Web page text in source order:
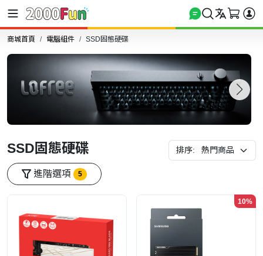
商城首頁 電腦組件 SSD固態硬碟
SSD固態硬碟 排序:
進階選項 5
10%